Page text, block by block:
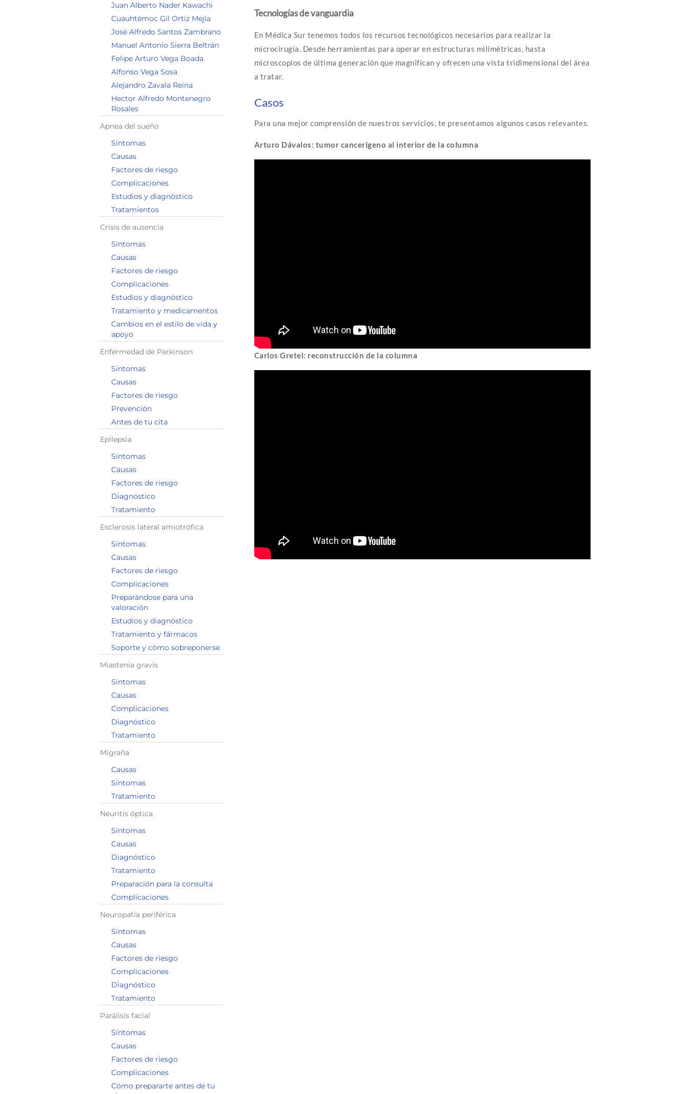
Tecnologías de vanguardia
En Médica Sur tenemos todos los recursos tecnológicos necesarios para realizar la
microcirugía. Desde herramientas para operar en estructuras milimétricas, hasta
microscopios de última generación que magnifican y ofrecen una vista tridimensional del área
a tratar.
Casos
Para una mejor comprensión de nuestros servicios, te presentamos algunos casos relevantes.
Arturo Dávalos: tumor cancerígeno al interior de la columna
Carlos Gretel: reconstrucción de la columna
Juan Alberto Nader Kawachi
Cuauhtémoc Gil Ortiz Mejía
José Alfredo Santos Zambrano
Manuel Antonio Sierra Beltrán
Felipe Arturo Vega Boada
Alfonso Vega Sosa
Alejandro Zavala Reina
Hector Alfredo Montenegro
Rosales
Apnea del sueño
Síntomas
Causas
Factores de riesgo
Complicaciones
Estudios y diagnóstico
Tratamientos
Crisis de ausencia
Síntomas
Causas
Factores de riesgo
Complicaciones
Estudios y diagnóstico
Tratamiento y medicamentos
Cambios en el estilo de vida y
apoyo
Enfermedad de Parkinson
Síntomas
Causas
Factores de riesgo
Prevención
Antes de tu cita
Epilepsia
Síntomas
Causas
Factores de riesgo
Diagnóstico
Tratamiento
Esclerosis lateral amiotrófica
Síntomas
Causas
Factores de riesgo
Complicaciones
Preparándose para una
valoración
Estudios y diagnóstico
Tratamiento y fármacos
Soporte y cómo sobreponerse
Miastenia gravis
Síntomas
Causas
Complicaciones
Diagnóstico
Tratamiento
Migraña
Causas
Síntomas
Tratamiento
Neuritis óptica
Síntomas
Causas
Diagnóstico
Tratamiento
Preparación para la consulta
Complicaciones
Neuropatía periférica
Síntomas
Causas
Factores de riesgo
Complicaciones
Diagnóstico
Tratamiento
Parálisis facial
Síntomas
Causas
Factores de riesgo
Complicaciones
Cómo prepararte antes de tu